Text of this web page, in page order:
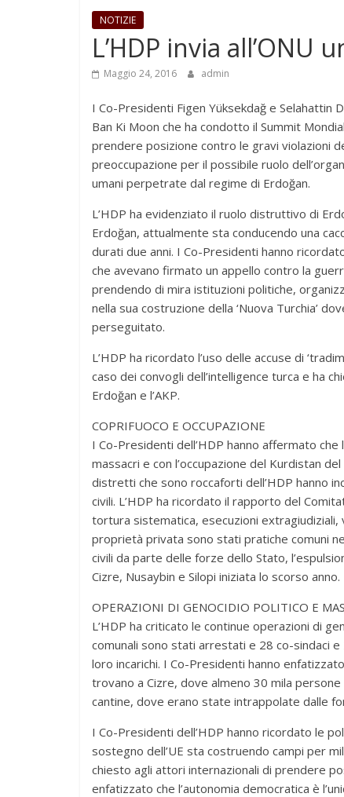
NOTIZIE
L’HDP invia all’ONU
Maggio 24, 2016 admin
I Co-Presidenti Figen Yüksekdağ e Selahattin
Ban Ki Moon che ha condotto il Summit
prendere posizione contro le gravi violazioni
preoccupazione per il possibile ruolo
umani perpetrate dal regime di Erdoğan.
L’HDP ha evidenziato il ruolo distruttivo di
Erdoğan, attualmente sta conducendo una
durati due anni. I Co-Presidenti hanno
che avevano firmato un appello contro la
prendendo di mira istituzioni politiche,
nella sua costruzione della ‘Nuova Turchia’
perseguitato.
L’HDP ha ricordato l’uso delle accuse di
caso dei convogli dell’intelligence turca e ha
Erdoğan e l’AKP.
COPRIFUOCO E OCCUPAZIONE
I Co-Presidenti dell’HDP hanno affermato
massacri e con l’occupazione del Kurdistan
distretti che sono roccaforti dell’HDP hanno
civili. L’HDP ha ricordato il rapporto del
tortura sistematica, esecuzioni
proprietà privata sono stati pratiche comuni
civili da parte delle forze dello Stato,
Cizre, Nusaybin e Silopi iniziata lo scorso anno.
OPERAZIONI DI GENOCIDIO POLITICO E
L’HDP ha criticato le continue operazioni di
comunali sono stati arrestati e 28 co-sindaci
loro incarichi. I Co-Presidenti hanno
trovano a Cizre, dove almeno 30 mila
cantine, dove erano state intrappolate dalle
I Co-Presidenti dell’HDP hanno ricordato le
sostegno dell’UE sta costruendo campi per
chiesto agli attori internazionali di prendere
enfatizzato che l’autonomia democratica è